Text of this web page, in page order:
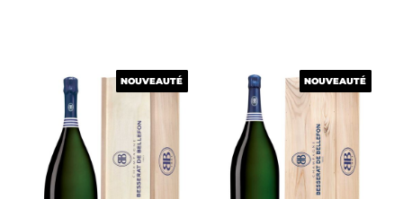
NOUVEAUTÉ
NOUVEAUTÉ NOUVEAUTÉ
NOUVEAUTÉ